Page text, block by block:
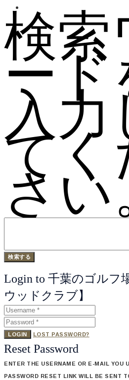
検索
ード
入力
てく
さい
Login to 千葉のゴルフ
ウッドクラブ】
LOGIN LOST PASSWORD?
Reset Password
ENTER THE USERNAME OR E-MAIL YOU
PASSWORD RESET LINK WILL BE SENT